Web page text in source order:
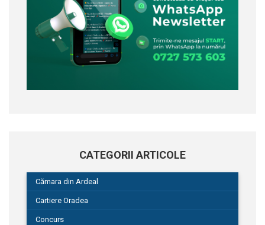
CATEGORII ARTICOLE
Cămara din Ardeal
Cartiere Oradea
Concurs